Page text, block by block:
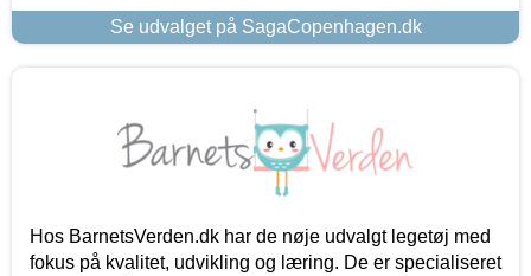
Se udvalget på SagaCopenhagen.dk
Hos BarnetsVerden.dk har de nøje udvalgt legetøj med
fokus på kvalitet, udvikling og læring. De er specialiseret